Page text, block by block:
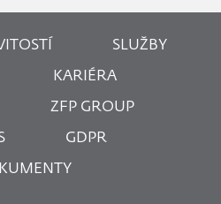
SLUŽBY
KARIÉRA
ZFP GROUP
GDPR